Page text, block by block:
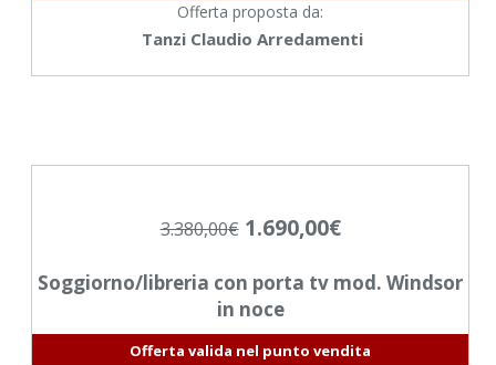
Offerta proposta da:
Tanzi Claudio Arredamenti
3.380,00€ 1.690,00€
Soggiorno/libreria con porta tv mod. Windsor
in noce
Offerta valida nel punto vendita